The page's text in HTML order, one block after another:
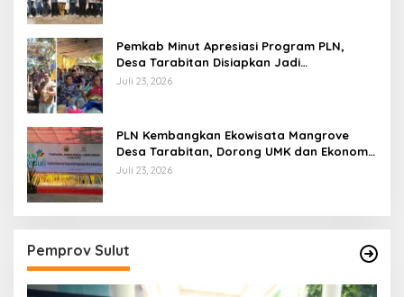
Pemkab Minut Apresiasi Program PLN,
Desa Tarabitan Disiapkan Jadi
Percontohan Ekowisata Berdaya Saing
Juli 23, 2026
PLN Kembangkan Ekowisata Mangrove
Desa Tarabitan, Dorong UMK dan Ekonomi
Berkelanjutan di Likupang
Juli 23, 2026
Pemprov Sulut